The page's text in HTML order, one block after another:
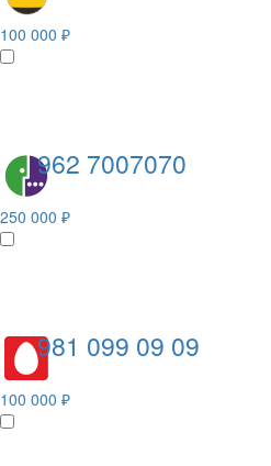
100 000 ₽
962 7007070
250 000 ₽
981 099 09 09
100 000 ₽